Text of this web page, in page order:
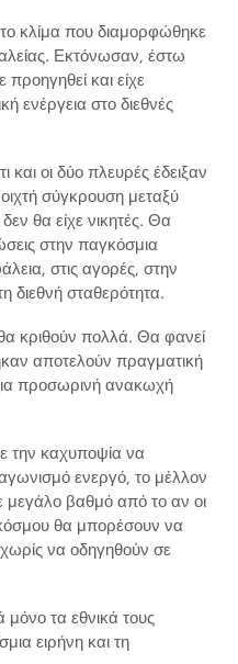
κλίμα που διαμορφώθηκε
Εκτόνωσαν, έστω
και είχε
ενέργεια στο διεθνές
και οι δύο πλευρές έδειξαν
σύγκρουση μεταξύ
θα είχε νικητές. Θα
στην παγκόσμια
στις αγορές, στην
διεθνή σταθερότητα.
κριθούν πολλά. Θα φανεί
αποτελούν πραγματική
προσωρινή ανακωχή
την καχυποψία να
ενεργό, το μέλλον
μεγάλο βαθμό από το αν οι
θα μπορέσουν να
χωρίς να οδηγηθούν σε
τα εθνικά τους
ειρήνη και τη